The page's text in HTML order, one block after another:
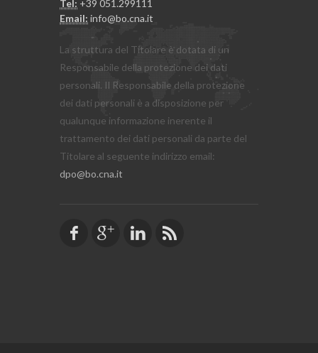
Tel: +39 051.299111
Email: info@bo.cna.it
La struttura del Titolare è dotata di un
Responsabile della protezione dei dati
personali. Il Responsabile della protezione
dei dati personali è a disposizione per
qualunque informazione inerente il
trattamento dei dati personali da parte del
Titolare al seguente indirizzo email:
dpo@bo.cna.it